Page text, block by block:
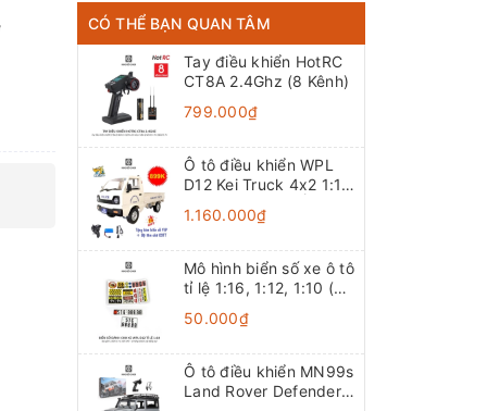
CÓ THỂ BẠN QUAN TÂM
Tay điều khiển HotRC
CT8A 2.4Ghz (8 Kênh)
799.000₫
Ô tô điều khiển WPL
D12 Kei Truck 4x2 1:10
TEM CHỮ]
1.160.000₫
Mô hình biển số xe ô tô
tỉ lệ 1:16, 1:12, 1:10 (Đồ
50.000₫
Ô tô điều khiển MN99s
Land Rover Defender